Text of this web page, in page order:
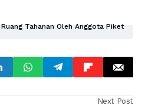
Tahanan Oleh Anggota Piket
Next Post